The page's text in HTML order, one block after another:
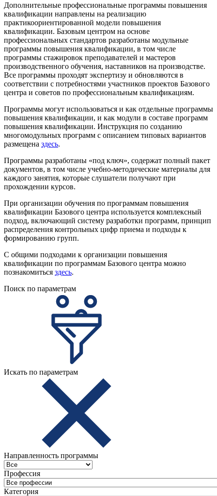
Дополнительные профессиональные программы повышения
квалификации направлены на реализацию
практикоориентированной модели повышения
квалификации. Базовым центром на основе
профессиональных стандартов разработаны модульные
программы повышения квалификации, в том числе
программы стажировок преподавателей и мастеров
производственного обучения, наставников на производстве.
Все программы проходят экспертизу и обновляются в
соответствии с потребностями участников проектов Базового
центра и советов по профессиональным квалификациям.
Программы могут использоваться и как отдельные программы
повышения квалификации, и как модули в составе программ
повышения квалификации. Инструкция по созданию
многомодульных программ с описанием типовых вариантов
размещена здесь.
Программы разработаны «под ключ», содержат полный пакет
документов, в том числе учебно-методические материалы для
каждого занятия, которые слушатели получают при
прохождении курсов.
При организации обучения по программам повышения
квалификации Базового центра используется комплексный
подход, включающий систему разработки программ, принцип
распределения контрольных цифр приема и подходы к
формированию групп.
С общими подходами к организации повышения
квалификации по программам Базового центра можно
познакомиться здесь.
Поиск по параметрам
Искать по параметрам
Направленность программы
Профессия
Категория